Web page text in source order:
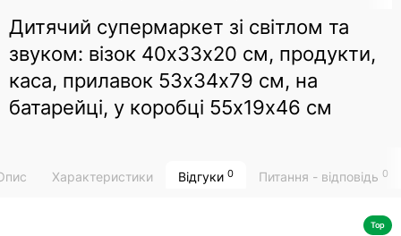
Дитячий супермаркет зі світлом та
звуком: візок 40х33х20 см, продукти,
каса, прилавок 53х34х79 см, на
батарейці, у коробці 55х19х46 см
Характеристики Відгуки 0 Питання - відповідь 0
Top